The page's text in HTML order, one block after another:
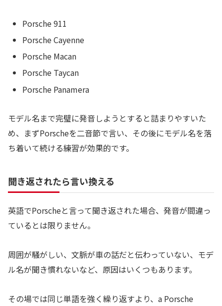
Porsche 911
Porsche Cayenne
Porsche Macan
Porsche Taycan
Porsche Panamera
モデル名まで完璧に発音しようとすると詰まりやすいた
め、まずPorscheを二音節で言い、その後にモデル名を落
ち着いて続ける練習が効果的です。
聞き返されたら言い換える
英語でPorscheと言って聞き返された場合、発音が間違っ
ているとは限りません。
周囲が騒がしい、文脈が車の話だと伝わっていない、モデ
ル名が聞き慣れないなど、原因はいくつもあります。
その場では同じ単語を強く繰り返すより、a Porsche